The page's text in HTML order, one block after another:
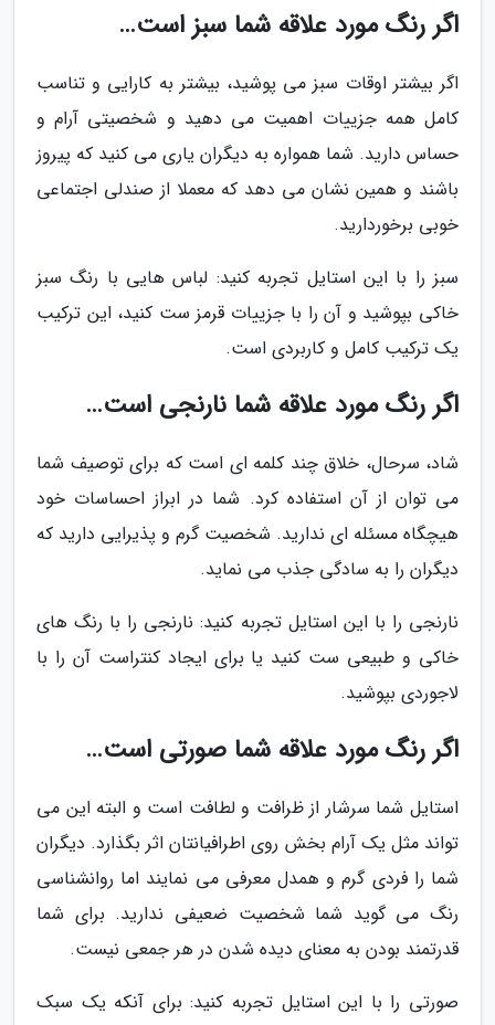
اگر رنگ مورد علاقه شما سبز است…
اگر بیشتر اوقات سبز می پوشید، بیشتر به کارایی و تناسب
کامل همه جزییات اهمیت می دهید و شخصیتی آرام و
حساس دارید. شما همواره به دیگران یاری می کنید که پیروز
باشند و همین نشان می دهد که معملا از صندلی اجتماعی
خوبی برخوردارید.
سبز را با این استایل تجربه کنید: لباس هایی با رنگ سبز
خاکی بپوشید و آن را با جزییات قرمز ست کنید، این ترکیب
یک ترکیب کامل و کاربردی است.
اگر رنگ مورد علاقه شما نارنجی است…
شاد، سرحال، خلاق چند کلمه ای است که برای توصیف شما
می توان از آن استفاده کرد. شما در ابراز احساسات خود
هیچگاه مسئله ای ندارید. شخصیت گرم و پذیرایی دارید که
دیگران را به سادگی جذب می نماید.
نارنجی را با این استایل تجربه کنید: نارنجی را با رنگ های
خاکی و طبیعی ست کنید یا برای ایجاد کنتراست آن را با
لاجوردی بپوشید.
اگر رنگ مورد علاقه شما صورتی است…
استایل شما سرشار از ظرافت و لطافت است و البته این می
تواند مثل یک آرام بخش روی اطرافیانتان اثر بگذارد. دیگران
شما را فردی گرم و همدل معرفی می نمایند اما روانشناسی
رنگ می گوید شما شخصیت ضعیفی ندارید. برای شما
قدرتمند بودن به معنای دیده شدن در هر جمعی نیست.
صورتی را با این استایل تجربه کنید: برای آنکه یک سبک